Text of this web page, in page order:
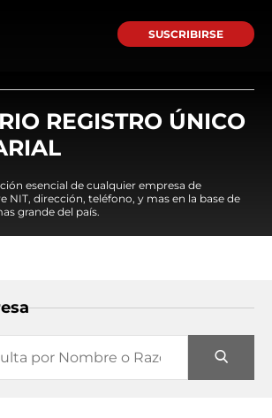
SUSCRIBIRSE
REGISTRO ÚNICO
esencial de cualquier empresa de
NIT, dirección, teléfono, y mas en la base de
grande del país.